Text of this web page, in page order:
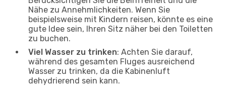
Nähe zu Annehmlichkeiten. Wenn Sie
beispielsweise mit Kindern reisen, könnte es eine
gute Idee sein, Ihren Sitz näher bei den Toiletten
zu buchen.
Viel Wasser zu trinken: Achten Sie darauf,
während des gesamten Fluges ausreichend
Wasser zu trinken, da die Kabinenluft
dehydrierend sein kann.